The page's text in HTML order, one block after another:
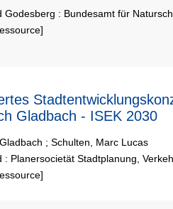
Godesberg : Bundesamt für
Gladbach - ISEK 2030
; Schulten, Marc Lucas
: Planersocietät Stadtplanung,